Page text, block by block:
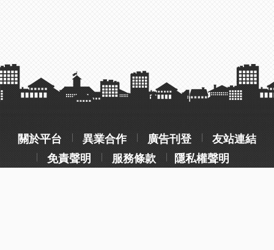
關於平台 異業合作 廣告刊登
友站連結
免責聲明
服務條款 隱私權聲明